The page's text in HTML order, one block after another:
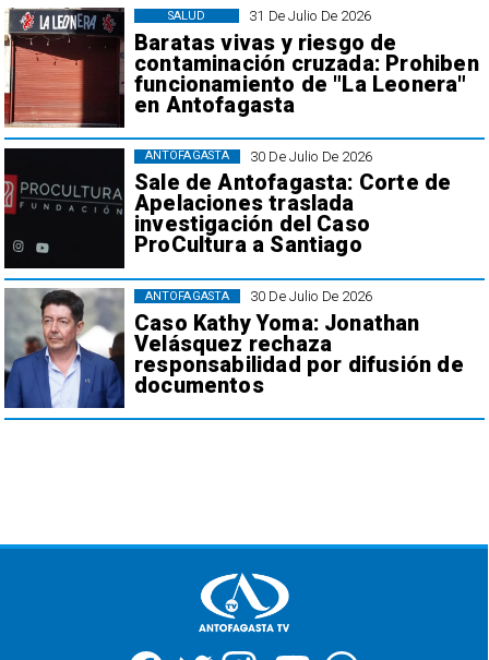
31 De Julio De 2026
Baratas vivas y riesgo de
contaminación cruzada: Prohiben
funcionamiento de "La Leonera"
en Antofagasta
SALUD
30 De Julio De 2026
Sale de Antofagasta: Corte de
Apelaciones traslada
investigación del Caso
ProCultura a Santiago
ANTOFAGASTA
30 De Julio De 2026
Caso Kathy Yoma: Jonathan
Velásquez rechaza
responsabilidad por difusión de
documentos
ANTOFAGASTA